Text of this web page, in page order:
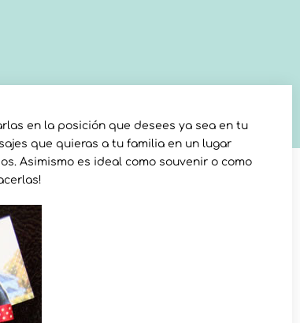
en la posición que desees ya sea en tu
que quieras a tu familia en un lugar
Asimismo es ideal como souvenir o como